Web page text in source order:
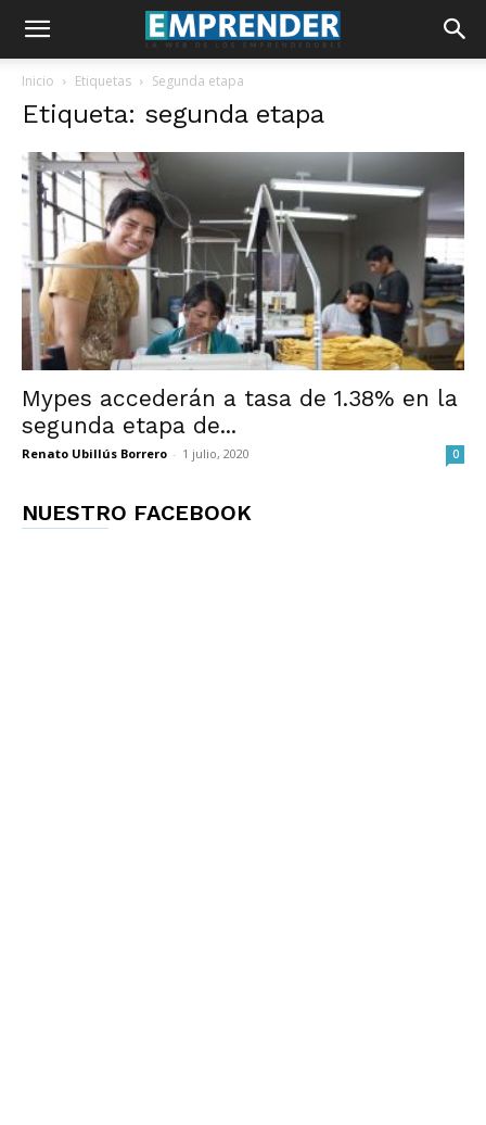
Inicio Etiquetas Segunda etapa
Etiqueta: segunda etapa
Mypes accederán a tasa de 1.38% en la
segunda etapa de...
Renato Ubillús Borrero - 1 julio, 2020 0
NUESTRO FACEBOOK